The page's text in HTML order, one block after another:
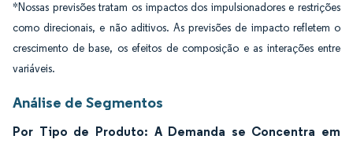
*Nossas previsões tratam os impactos dos impulsionadores e restrições
como direcionais, e não aditivos. As previsões de impacto refletem o
crescimento de base, os efeitos de composição e as interações entre
variáveis.
Análise de Segmentos
Por Tipo de Produto: A Demanda se Concentra em